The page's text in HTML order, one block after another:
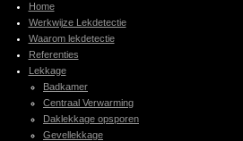
Home
Werkwijze Lekdetectie
Waarom lekdetectie
Referenties
Lekkage
Badkamer
Centraal Verwarming
Daklekkage opsporen
Gevellekkage